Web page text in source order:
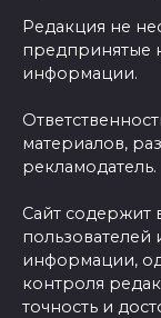
Редакция не
предпринятые
информации.
материалов,
рекламодатель.
Сайт содержит
информации,
контроля
точность и